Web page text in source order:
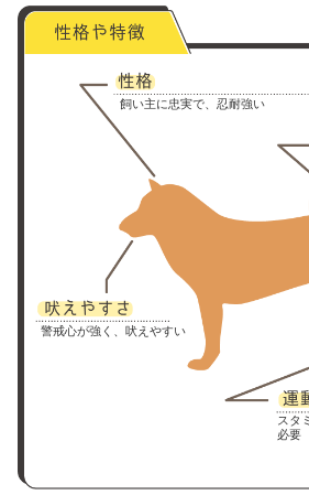
飼い主に忠実で、忍耐強い
警戒心が強く、吠えやすい
スタ
必要